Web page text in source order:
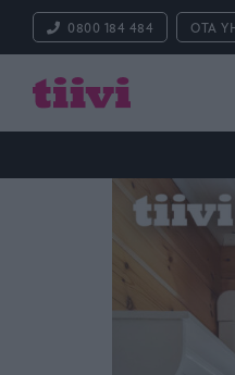
0800 184 484 OTA